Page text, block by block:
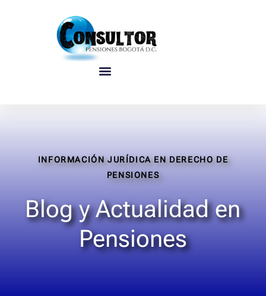
INFORMACIÓN JURÍDICA EN DERECHO DE
PENSIONES
Blog y Actualidad en
Pensiones